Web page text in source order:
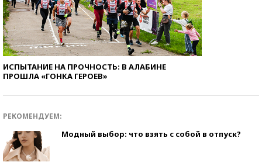
ИСПЫТАНИЕ НА ПРОЧНОСТЬ: В АЛАБИНЕ
ПРОШЛА «ГОНКА ГЕРОЕВ»
РЕКОМЕНДУЕМ:
Модный выбор: что взять с собой в отпуск?